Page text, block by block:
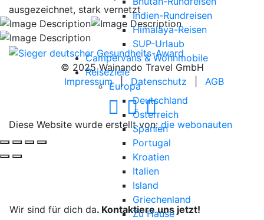
Indien-Rundreisen
Himalaya-Reisen
SUP-Urlaub
Campervans & Wohnmobile
Reiseziele
Europa
Deutschland
Österreich
Spanien
Portugal
Kroatien
Italien
Island
Griechenland
Zu Hause
ausgezeichnet, stark vernetzt
© 2025 Wainando Travel GmbH
Impressum
Datenschutz AGB
Diese Website wurde erstellt von:die webonauten
Deine Reise, unsere Leidenschaft.
Wir sind für dich da. Kontaktiere uns jetzt!